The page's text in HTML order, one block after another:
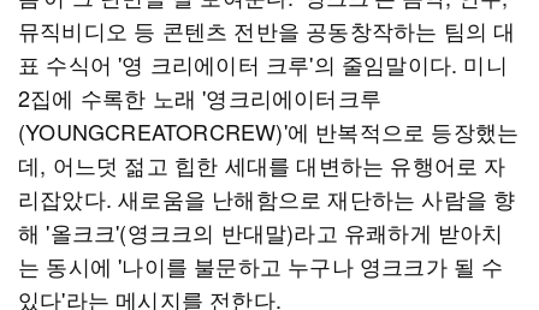
뮤직비디오 등 콘텐츠 전반을 공동창작하는 팀의 대
표 수식어 '영 크리에이터 크루'의 줄임말이다. 미니
2집에 수록한 노래 '영크리에이터크루
(YOUNGCREATORCREW)'에 반복적으로 등장했는
데, 어느덧 젊고 힙한 세대를 대변하는 유행어로 자
리잡았다. 새로움을 난해함으로 재단하는 사람을 향
해 '올크크'(영크크의 반대말)라고 유쾌하게 받아치
는 동시에 '나이를 불문하고 누구나 영크크가 될 수
있다'라는 메시지를 전한다.